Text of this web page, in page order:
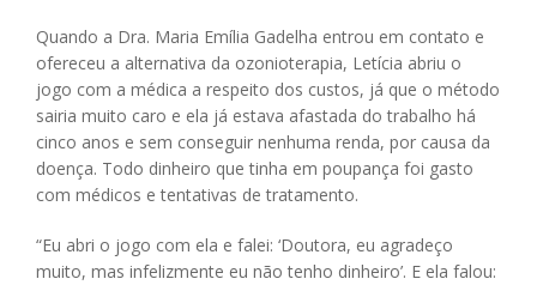
Quando a Dra. Maria Emília Gadelha entrou em contato e
ofereceu a alternativa da ozonioterapia, Letícia abriu o
jogo com a médica a respeito dos custos, já que o método
sairia muito caro e ela já estava afastada do trabalho há
cinco anos e sem conseguir nenhuma renda, por causa da
doença. Todo dinheiro que tinha em poupança foi gasto
com médicos e tentativas de tratamento.
“Eu abri o jogo com ela e falei: ‘Doutora, eu agradeço
muito, mas infelizmente eu não tenho dinheiro’. E ela falou: